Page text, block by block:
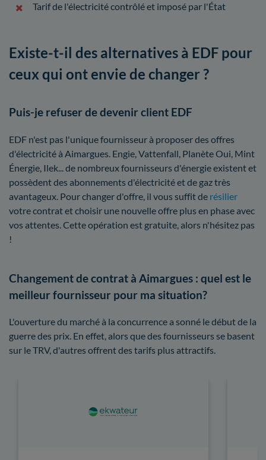
Tarif de l'électricité contrôlé et imposé par l'État
Existe-t-il des alternatives à EDF pour
ceux qui ont envie de changer ?
Puis-je refuser de devenir client EDF
EDF n'est pas l'unique fournisseur à proposer des offres
d'électricité à Aimargues. Engie, Vattenfall, Planète Oui, Mint
Énergie, Ilek... de nombreux fournisseurs d'énergie existent et
possèdent des abonnements d'électricité et de gaz très
avantageux. Pour changer d'offre, il vous suffit de résilier
votre contrat et choisir une nouvelle offre plus en phase avec
vos attentes. Cette opération est gratuite, alors n'hésitez pas
!
Changement de contrat à Aimargues : quel est le
meilleur fournisseur pour ma situation?
L'ouverture du marché à la concurrence a sonné le début de la
guerre des prix. En effet, alors que des fournisseurs se basent
sur le TRV, d'autres offrent des tarifs plus attractifs.